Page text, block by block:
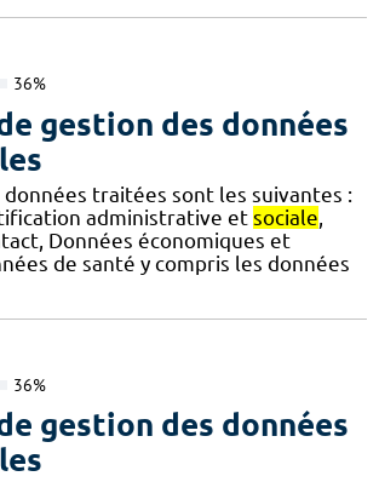
36%
gestion des données
données traitées sont les suivantes :
administrative et sociale,
Données économiques et
de santé y compris les données
36%
gestion des données